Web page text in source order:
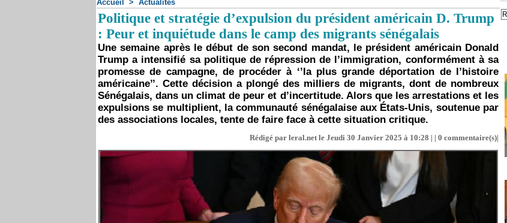
Accueil > Actualités
Politique et stratégie d’expulsion du président américain D. Trump
: Peur et inquiétude dans le camp des migrants sénégalais
Une semaine après le début de son second mandat, le président américain Donald
Trump a intensifié sa politique de répression de l’immigration, conformément à sa
promesse de campagne, de procéder à ‘’la plus grande déportation de l’histoire
américaine’’. Cette décision a plongé des milliers de migrants, dont de nombreux
Sénégalais, dans un climat de peur et d’incertitude. Alors que les arrestations et les
expulsions se multiplient, la communauté sénégalaise aux États-Unis, soutenue par
des associations locales, tente de faire face à cette situation critique.
Rédigé par leral.net le Jeudi 30 Janvier 2025 à 10:28 | | 0 commentaire(s)|